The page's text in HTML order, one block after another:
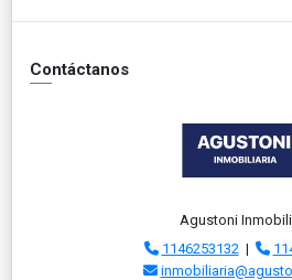
Contáctanos
Agustoni
1146253132 |